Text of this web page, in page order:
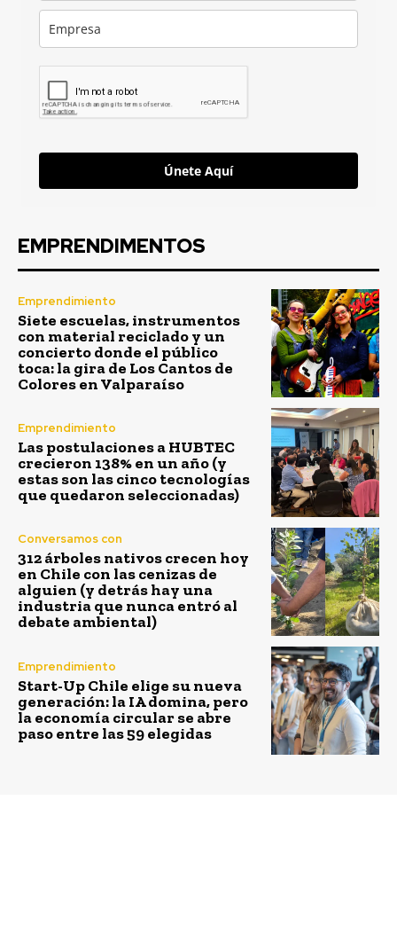
Únete Aquí
EMPRENDIMENTOS
Emprendimiento
Siete escuelas, instrumentos
con material reciclado y un
concierto donde el público
toca: la gira de Los Cantos de
Colores en Valparaíso
Emprendimiento
Las postulaciones a HUBTEC
crecieron 138% en un año (y
estas son las cinco tecnologías
que quedaron seleccionadas)
Conversamos con
312 árboles nativos crecen hoy
en Chile con las cenizas de
alguien (y detrás hay una
industria que nunca entró al
debate ambiental)
Emprendimiento
Start-Up Chile elige su nueva
generación: la IA domina, pero
la economía circular se abre
paso entre las 59 elegidas